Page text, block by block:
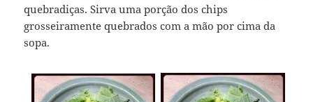
quebradiças. Sirva uma porção dos chips
grosseiramente quebrados com a mão por cima da
sopa.